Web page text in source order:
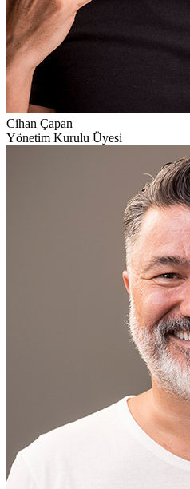
Cihan Çapan
Yönetim Kurulu Üyesi